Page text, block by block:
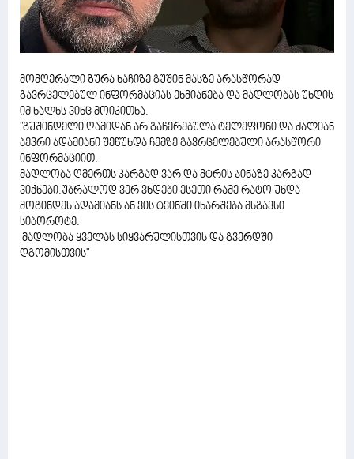
მომღერალი ზურა ხაჩიზე გუშინ მასზე არასწორად
გავრცელებულ ინფორმაციას ეხმიანება და მადლობას უხდის
იმ ხალხს ვინც მოიკითხა.
"გუშინდელი ღამიდან არ გაჩერებულა ტელეფონი და ძალიან
ბევრი ადამიანი შეწუხდა ჩემზე გავრცელებული არასწორი
ინფორმაციით.
მადლობა ღმერთს კარგად ვარ და მტრის ჯინაზე კარგად
ვიქნები.უბრალოდ ვერ ვხდები ესეთი რამე რატო უნდა
მოგინდეს ადამიანს ან ვის ტვინში იხარშება მსგავსი
სიბოროტე.
მადლობა ყველას სიყვარულისთვის და გვერდში
დგომისთვის"